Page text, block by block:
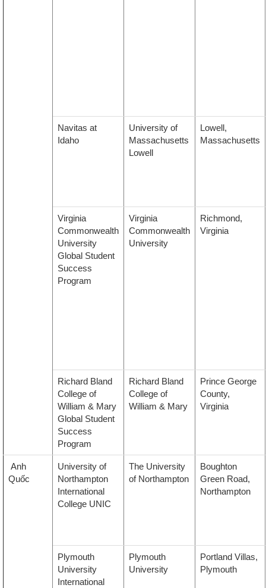
Navitas at
Idaho
University of
Massachusetts
Lowell
Lowell,
Massachusetts
Virginia
Commonwealth
University
Global Student
Success
Program
Virginia
Commonwealth
University
Richmond,
Virginia
Richard Bland
College of
William & Mary
Global Student
Success
Program
Richard Bland
College of
William & Mary
Prince George
County,
Virginia
Anh
Quốc
University of
Northampton
International
College UNIC
The University
of Northampton
Boughton
Green Road,
Northampton
Plymouth
University
International
Plymouth
University
Portland Villas,
Plymouth